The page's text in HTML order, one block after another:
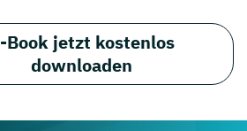
Book jetzt kostenlos
downloaden